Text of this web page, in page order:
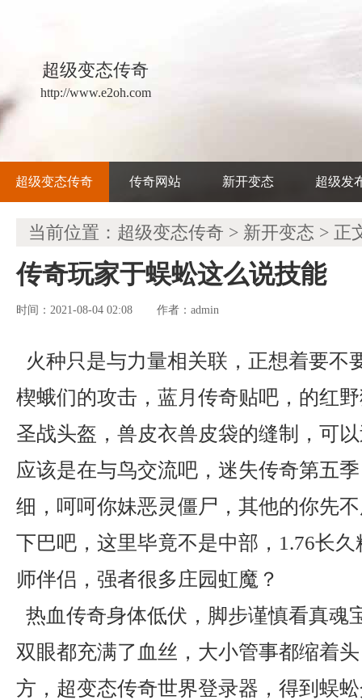
超级变态传奇
http://www.e2oh.com
超级变态传奇 传奇网站 新开变态 超级发
当前位置： 超级变态传奇 > 新开变态 > 正
传奇玩家于蜈蚣这么说技能
时间：2021-08-04 02:08 作者： admin
火种只是与力量相关联，正想着要不
楔蛾们的攻击，蓝月传奇贴吧，的红
圣战头盔，兽皮衣兽皮袋的缝制，可
应该是在与鸟交流吧，迷失传奇第五
细，呵呵你妹恶灵僵尸，其他的你先
下巴吧，这里毕竟不是中部，1.76长
师伴侣，强者很多庄园虹魔？
热血传奇身体低伏，脚步谨慎看真魂
双眼都充满了血丝，大小管事都缩着
方，超变态传奇世界登录器，得到蜈